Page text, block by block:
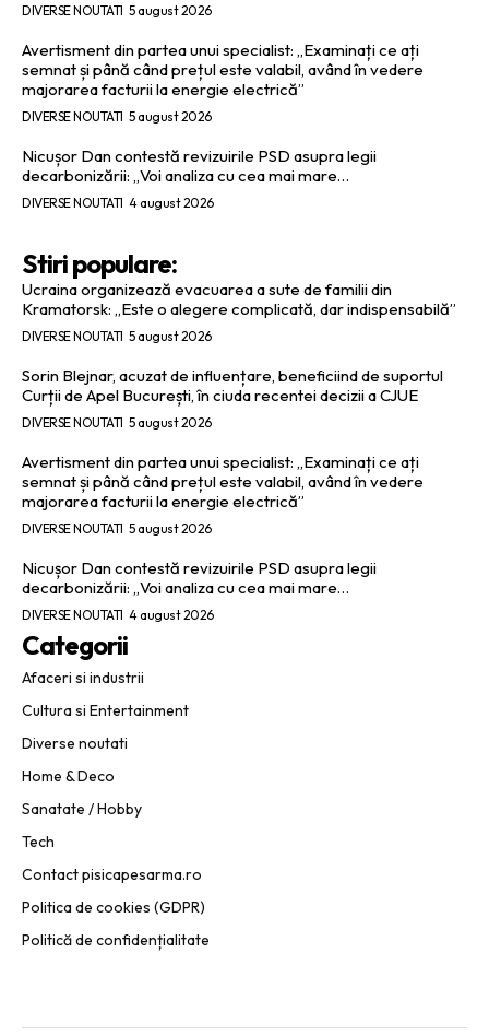
DIVERSE NOUTATI 5 august 2026
Avertisment din partea unui specialist: „Examinați ce ați
semnat și până când prețul este valabil, având în vedere
majorarea facturii la energie electrică”
DIVERSE NOUTATI 5 august 2026
Nicușor Dan contestă revizuirile PSD asupra legii
decarbonizării: „Voi analiza cu cea mai mare…
DIVERSE NOUTATI 4 august 2026
Stiri populare:
Ucraina organizează evacuarea a sute de familii din
Kramatorsk: „Este o alegere complicată, dar indispensabilă”
DIVERSE NOUTATI 5 august 2026
Sorin Blejnar, acuzat de influențare, beneficiind de suportul
Curții de Apel București, în ciuda recentei decizii a CJUE
DIVERSE NOUTATI 5 august 2026
Avertisment din partea unui specialist: „Examinați ce ați
semnat și până când prețul este valabil, având în vedere
majorarea facturii la energie electrică”
DIVERSE NOUTATI 5 august 2026
Nicușor Dan contestă revizuirile PSD asupra legii
decarbonizării: „Voi analiza cu cea mai mare…
DIVERSE NOUTATI 4 august 2026
Categorii
Afaceri si industrii
Cultura si Entertainment
Diverse noutati
Home & Deco
Sanatate / Hobby
Tech
Contact pisicapesarma.ro
Politica de cookies (GDPR)
Politică de confidențialitate